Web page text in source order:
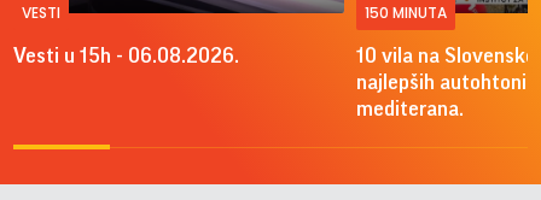
VESTI
Vesti u 15h - 06.08.2026.
150 MINUTA
10 vila na
najlepših
mediterana.